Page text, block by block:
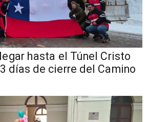
hasta el Túnel Cristo
días de cierre del Camino